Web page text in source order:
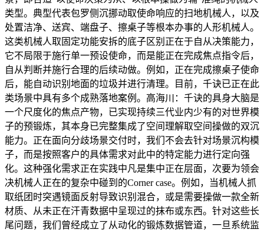
类型。典型代表包罗侧沉挪动取使命响应的扫地机械人，以及
处置洁净、送宾、端盘子、擦桌子等根本办事的人形机械人。
这类机械人取固定功能安拆的底子区别正在于自从决策能力，
它不局限于施行单一预设使命，而是能正在完成焦点指令后，
自从判断并施行合理的后续动做。例如，正在完成擦桌子使命
后，能自动识别地面的垃圾并进行清理。目前，千诀已正在此
类场景中具有多个成熟落地案例。高海川：千诀的具身大脑是
一个尺度化的焦点产物，已实现持续三代业内少有的对世界模
子的预锻炼，其本身已完整集成了空间理解取空间操做的双沉
能力。正在面向分歧场景交付时，我们不会去针对场景沉构模
子，而是按照客户的具体需求对此中的特定能力进行定向强
化。这种强化需求正在实践中凡是集中正在层面，次要为领会
决机械人正在的复杂中碰到的Corner case。例如，当机械人抓
取纸团时突遇镜面反射导致识别混合，或是需要操做一款全新
材质、从未正在汗青数据中呈现过的抹布或东西。针对这些长
尾问题，我们曾经成立了从动化的锻炼数据管道，一旦系统监